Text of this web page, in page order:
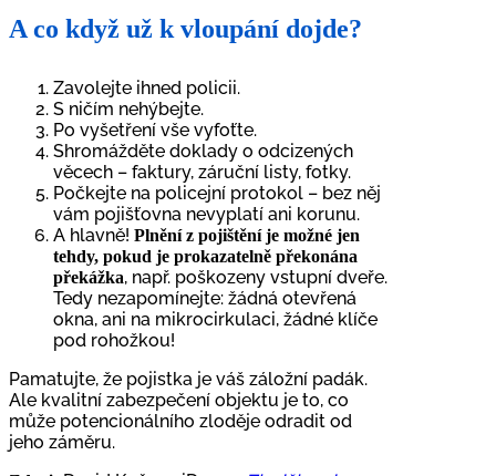
A co když už k vloupání dojde?
Zavolejte ihned policii.
S ničím nehýbejte.
Po vyšetření vše vyfoťte.
Shromážděte doklady o odcizených
věcech – faktury, záruční listy, fotky.
Počkejte na policejní protokol – bez něj
vám pojišťovna nevyplatí ani korunu.
A hlavně! Plnění z pojištění je možné jen
tehdy, pokud je prokazatelně překonána
překážka, např. poškozeny vstupní dveře.
Tedy nezapomínejte: žádná otevřená
okna, ani na mikrocirkulaci, žádné klíče
pod rohožkou!
Pamatujte, že pojistka je váš záložní padák.
Ale kvalitní zabezpečení objektu je to, co
může potencionálního zloděje odradit od
jeho záměru.